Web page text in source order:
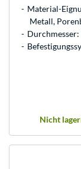
Material-
Metall,
Durchmesser:
Nicht